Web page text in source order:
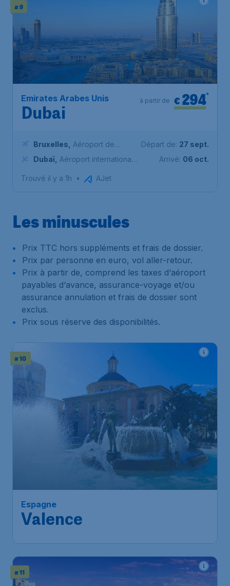
# 9
Emirates Arabes Unis
Dubai
€ 294*
à partir de
Bruxelles
Aéroport de
Bruxelles-National
Dubaï Aéroport international
Départ de: 27 sept.
Arrivé: 06 oct.
Trouvé il y a 1h • AJet
Les minuscules
Prix TTC hors suppléments et frais de dossier.
Prix par personne en euro, vol aller-retour.
Prix à partir de, comprend les taxes d‘aéroport
payables d‘avance, assurance-voyage et/ou
assurance annulation et frais de dossier sont
exclus.
Prix sous réserve des disponibilités.
# 10
Espagne
Valence
# 11